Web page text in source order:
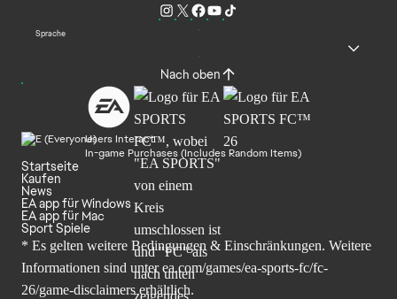
Sprache
Nach oben
Users Interact
In-game Purchases (Includes Random Items)
Startseite
Kaufen
News
EA app für Windows
EA app für Mac
Sport Spiele
* Es gelten weitere Bedingungen & Einschränkungen. Weitere
Informationen sind unterea.com/games/ea-sports-fc/fc-
26/game-disclaimers erhältlich.